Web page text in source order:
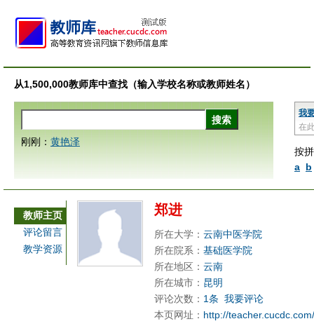
从1,500,000教师库中查找（输入学校名称或教师姓名）
我
在
按
a b
刚刚： 黄艳泽
教师主页
评论留言
教学资源
郑进
所在大学： 云南中医学院
所在院系： 基础医学院
所在地区： 云南
所在城市： 昆明
评论次数： 1条 我要评论
本页网址： http://